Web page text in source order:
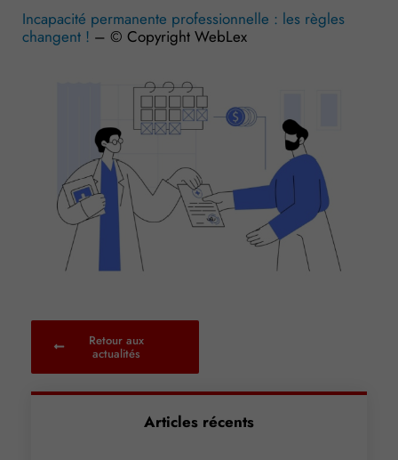
Incapacité permanente professionnelle : les règles
changent ! – © Copyright WebLex
Retour aux
actualités
Articles récents